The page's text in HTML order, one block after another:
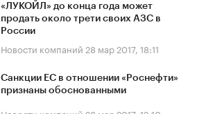
«ЛУКОЙЛ» до конца года может
продать около трети своих АЗС в
России
Новости компаний 28 мар 2017, 18:11
Санкции ЕС в отношении «Роснефти»
признаны обоснованными